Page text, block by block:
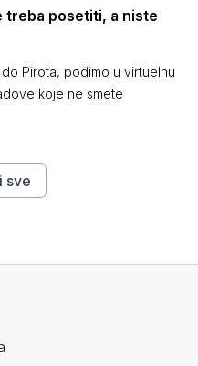
treba posetiti, a niste
Pirota, pođimo u virtuelnu
koje ne smete
sve